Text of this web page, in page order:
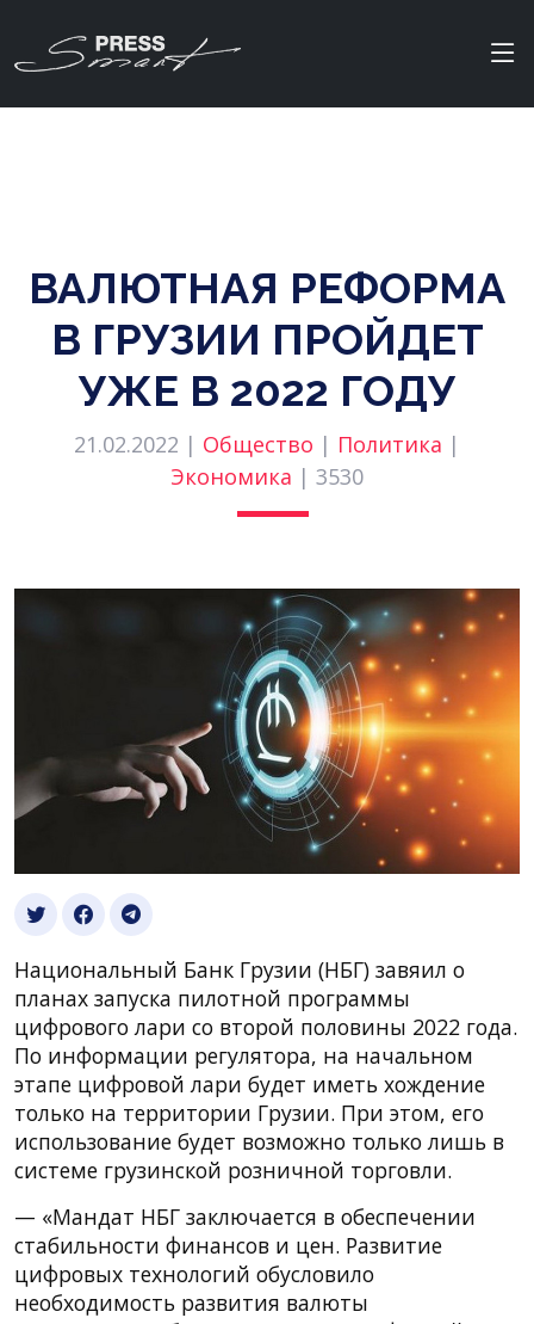
ВАЛЮТНАЯ РЕФОРМА
В ГРУЗИИ ПРОЙДЕТ
УЖЕ В 2022 ГОДУ
21.02.2022 | Общество | Политика |
Экономика | 3530
Национальный Банк Грузии (НБГ) завяил о
планах запуска пилотной программы
цифрового лари со второй половины 2022 года.
По информации регулятора, на начальном
этапе цифровой лари будет иметь хождение
только на территории Грузии. При этом, его
использование будет возможно только лишь в
системе грузинской розничной торговли.
— «Мандат НБГ заключается в обеспечении
стабильности финансов и цен. Развитие
цифровых технологий обусловило
необходимость развития валюты